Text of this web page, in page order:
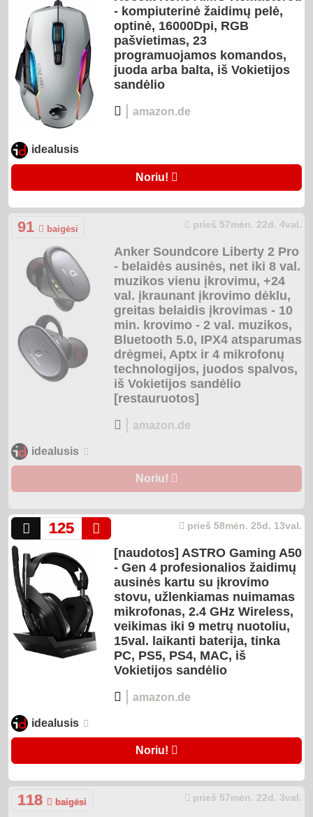
- kompiuterinė žaidimų pelė,
optinė, 16000Dpi, RGB
pašvietimas, 23
programuojamos komandos,
juoda arba balta, iš Vokietijos
sandėlio
| amazon.de
idealusis
Noriu!
91 baigėsi prieš 57mėn. 22d. 4val.
Anker Soundcore Liberty 2 Pro
- belaidės ausinės, net iki 8 val.
muzikos vienu įkrovimu, +24
val. įkraunant įkrovimo dėklu,
greitas belaidis įkrovimas - 10
min. krovimo - 2 val. muzikos,
Bluetooth 5.0, IPX4 atsparumas
drėgmei, Aptx ir 4 mikrofonų
technologijos, juodos spalvos,
iš Vokietijos sandėlio
[restauruotos]
| amazon.de
idealusis
Noriu!
125 prieš 58mėn. 25d. 13val.
[naudotos] ASTRO Gaming A50
- Gen 4 profesionalios žaidimų
ausinės kartu su įkrovimo
stovu, užlenkiamas nuimamas
mikrofonas, 2.4 GHz Wireless,
veikimas iki 9 metrų nuotoliu,
15val. laikanti baterija, tinka
PC, PS5, PS4, MAC, iš
Vokietijos sandėlio
| amazon.de
idealusis
Noriu!
118 baigėsi prieš 57mėn. 22d. 3val.